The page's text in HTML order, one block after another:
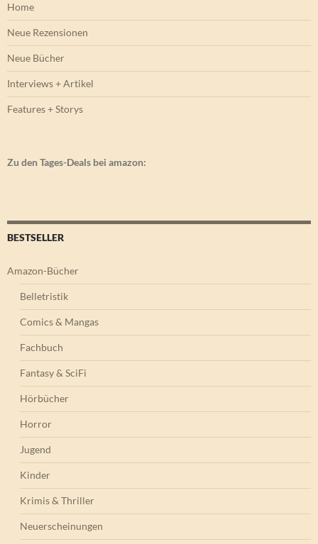
Home
Neue Rezensionen
Neue Bücher
Interviews + Artikel
Features + Storys
Zu den Tages-Deals bei amazon:
BESTSELLER
Amazon-Bücher
Belletristik
Comics & Mangas
Fachbuch
Fantasy & SciFi
Hörbücher
Horror
Jugend
Kinder
Krimis & Thriller
Neuerscheinungen